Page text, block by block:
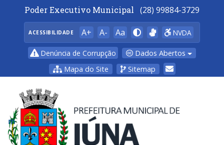
Poder Executivo Municipal (28) 99884-3729
ACESSIBILIDADE A+ A- Aa NVDA
Denúncia de Corrupção
Dados Abertos
Mapa do Site
Sitemap